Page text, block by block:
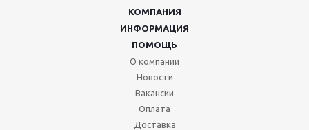
КОМПАНИЯ
ИНФОРМАЦИЯ
ПОМОЩЬ
О компании
Новости
Вакансии
Оплата
Доставка